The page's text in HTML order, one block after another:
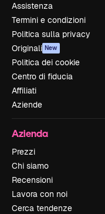
Assistenza
Termini e condizioni
Politica sulla privacy
Originali New
Politica dei cookie
Centro di fiducia
Affiliati
Aziende
Azienda
Prezzi
Chi siamo
Recensioni
Lavora con noi
Cerca tendenze